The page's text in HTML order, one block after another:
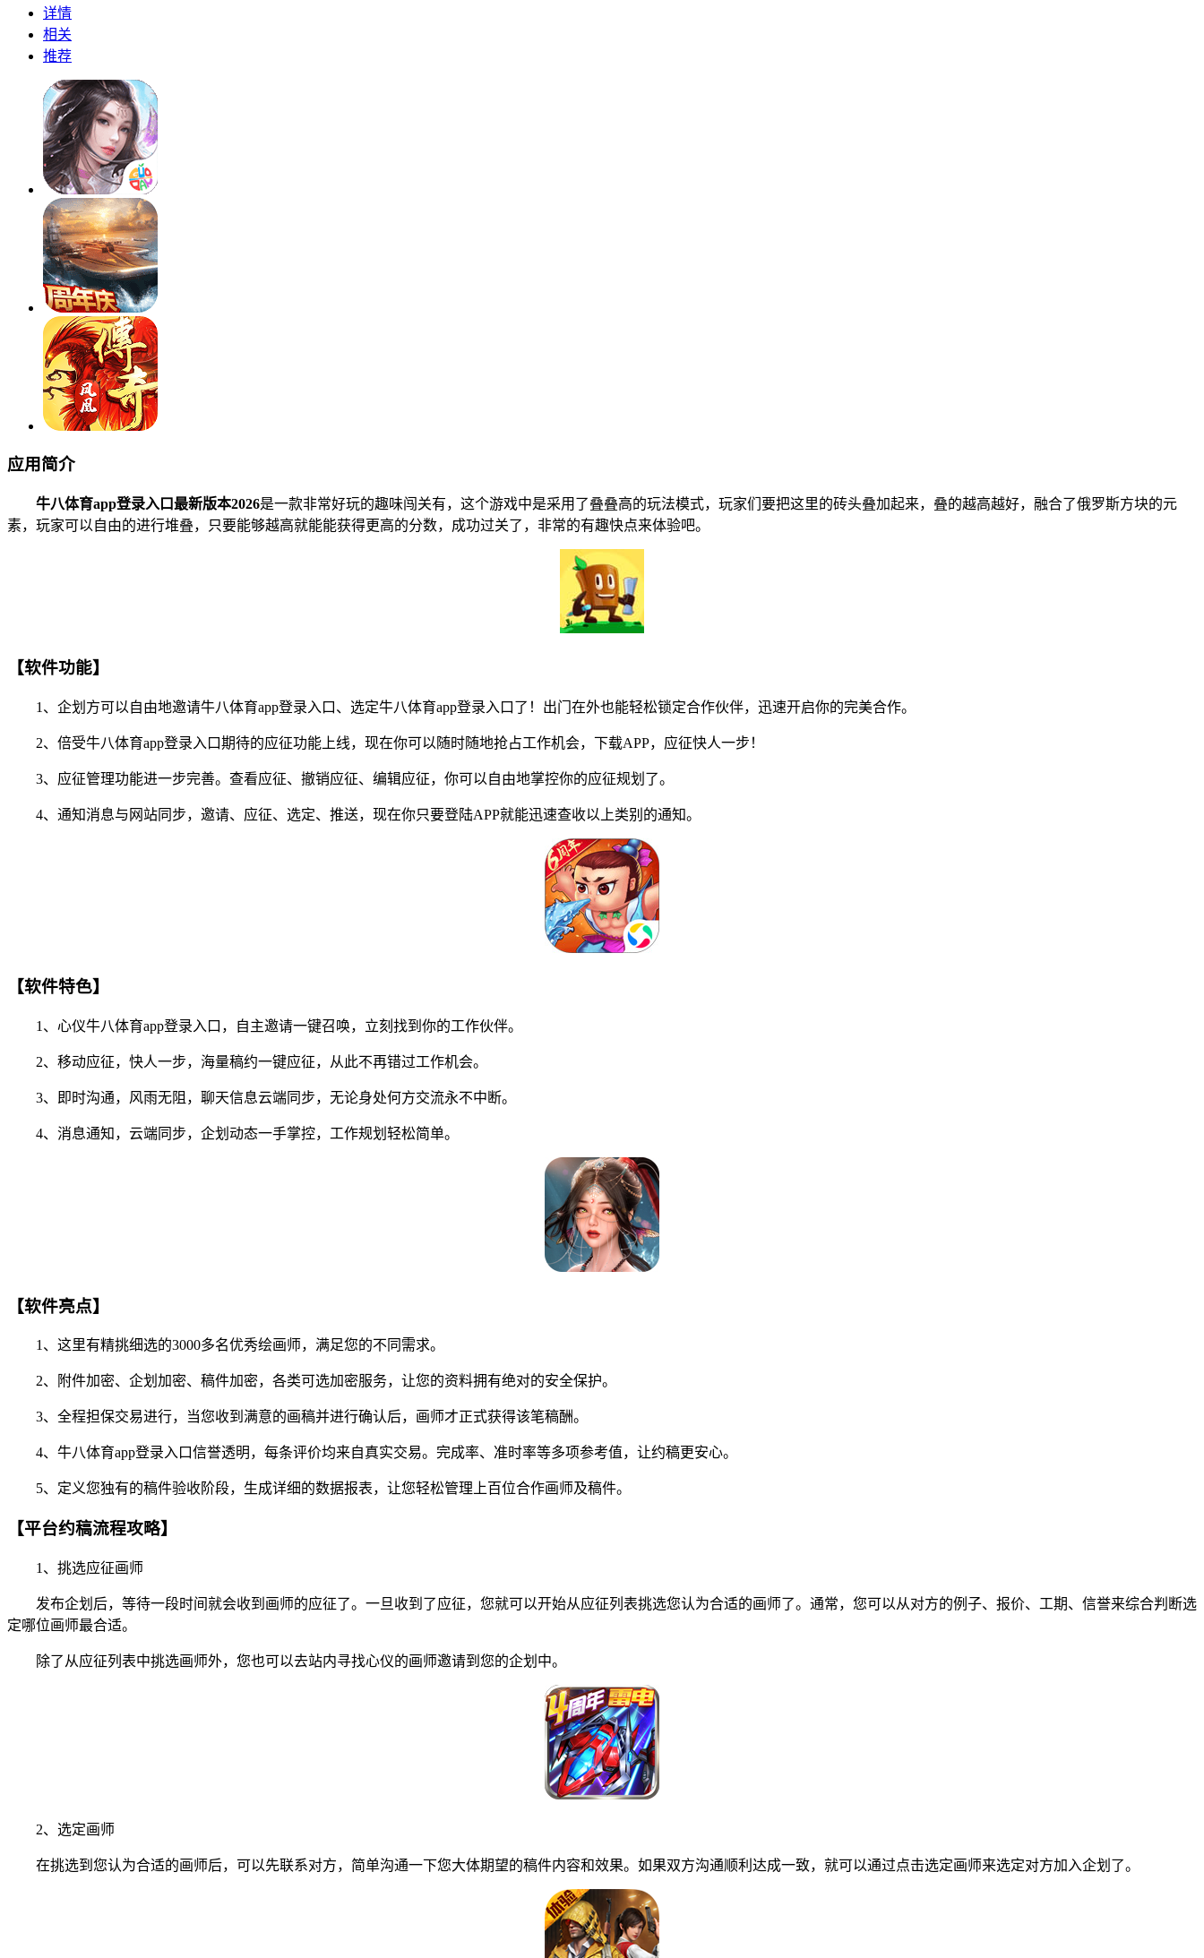
详情
相关
推荐
应用简介
牛八体育app登录入口最新版本2026是一款非常好玩的趣味闯关有，这个游戏中是采用了叠叠高的玩法模式，玩家们要把这里的砖头叠加起来，叠的越高越好，融合了俄罗斯方块的元
素，玩家可以自由的进行堆叠，只要能够越高就能能获得更高的分数，成功过关了，非常的有趣快点来体验吧。
【软件功能】
1、企划方可以自由地邀请牛八体育app登录入口、选定牛八体育app登录入口了！出门在外也能轻松锁定合作伙伴，迅速开启你的完美合作。
2、倍受牛八体育app登录入口期待的应征功能上线，现在你可以随时随地抢占工作机会，下载APP，应征快人一步！
3、应征管理功能进一步完善。查看应征、撤销应征、编辑应征，你可以自由地掌控你的应征规划了。
4、通知消息与网站同步，邀请、应征、选定、推送，现在你只要登陆APP就能迅速查收以上类别的通知。
【软件特色】
1、心仪牛八体育app登录入口，自主邀请一键召唤，立刻找到你的工作伙伴。
2、移动应征，快人一步，海量稿约一键应征，从此不再错过工作机会。
3、即时沟通，风雨无阻，聊天信息云端同步，无论身处何方交流永不中断。
4、消息通知，云端同步，企划动态一手掌控，工作规划轻松简单。
【软件亮点】
1、这里有精挑细选的3000多名优秀绘画师，满足您的不同需求。
2、附件加密、企划加密、稿件加密，各类可选加密服务，让您的资料拥有绝对的安全保护。
3、全程担保交易进行，当您收到满意的画稿并进行确认后，画师才正式获得该笔稿酬。
4、牛八体育app登录入口信誉透明，每条评价均来自真实交易。完成率、准时率等多项参考值，让约稿更安心。
5、定义您独有的稿件验收阶段，生成详细的数据报表，让您轻松管理上百位合作画师及稿件。
【平台约稿流程攻略】
1、挑选应征画师
发布企划后，等待一段时间就会收到画师的应征了。一旦收到了应征，您就可以开始从应征列表挑选您认为合适的画师了。通常，您可以从对方的例子、报价、工期、信誉来综合判断选
定哪位画师最合适。
除了从应征列表中挑选画师外，您也可以去站内寻找心仪的画师邀请到您的企划中。
2、选定画师
在挑选到您认为合适的画师后，可以先联系对方，简单沟通一下您大体期望的稿件内容和效果。如果双方沟通顺利达成一致，就可以通过点击选定画师来选定对方加入企划了。